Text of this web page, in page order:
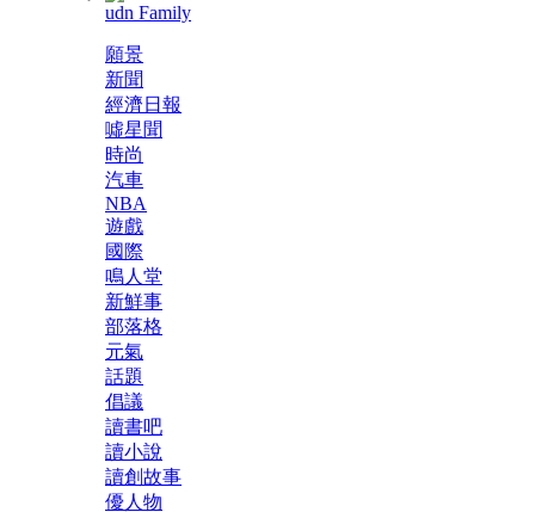
udn Family
願景
新聞
經濟日報
噓星聞
時尚
汽車
NBA
遊戲
國際
鳴人堂
新鮮事
部落格
元氣
話題
倡議
讀書吧
讀小說
讀創故事
優人物